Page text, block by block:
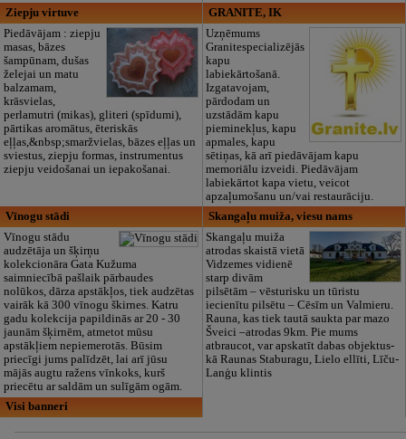
Ziepju virtuve
Piedāvājam : ziepju
masas, bāzes
šampūnam, dušas
želejai un matu
balzamam,
krāsvielas,
perlamutri (mikas), gliteri (spīdumi),
pārtikas aromātus, ēteriskās
eļļas,&nbsp;smaržvielas, bāzes eļļas un
sviestus, ziepju formas, instrumentus
ziepju veidošanai un iepakošanai.
GRANITE, IK
Uzņēmums
Granitespecializējās
kapu
labiekārtošanā.
Izgatavojam,
pārdodam un
uzstādām kapu
pieminekļus, kapu
apmales, kapu
sētiņas, kā arī piedāvājam kapu
memoriālu izveidi. Piedāvājam
labiekārtot kapa vietu, veicot
apzaļumošanu un/vai restaurāciju.
Vīnogu stādi
Vīnogu stādu
audzētāja un šķirņu
kolekcionāra Gata Kužuma
saimniecībā pašlaik pārbaudes
nolūkos, dārza apstākļos, tiek audzētas
vairāk kā 300 vīnogu škirnes. Katru
gadu kolekcija papildinās ar 20 - 30
jaunām šķirnēm, atmetot mūsu
apstākļiem nepiemerotās. Būsim
priecīgi jums palīdzēt, lai arī jūsu
mājās augtu ražens vīnkoks, kurš
priecētu ar saldām un sulīgām ogām.
Skangaļu muiža, viesu nams
Skangaļu muiža
atrodas skaistā vietā
Vidzemes vidienē
starp divām
pilsētām – vēsturisku un tūristu
iecienītu pilsētu – Cēsīm un Valmieru.
Rauna, kas tiek tautā saukta par mazo
Šveici –atrodas 9km. Pie mums
atbraucot, var apskatīt dabas objektus-
kā Raunas Staburagu, Lielo ellīti, Līču-
Lanģu klintis
Visi banneri